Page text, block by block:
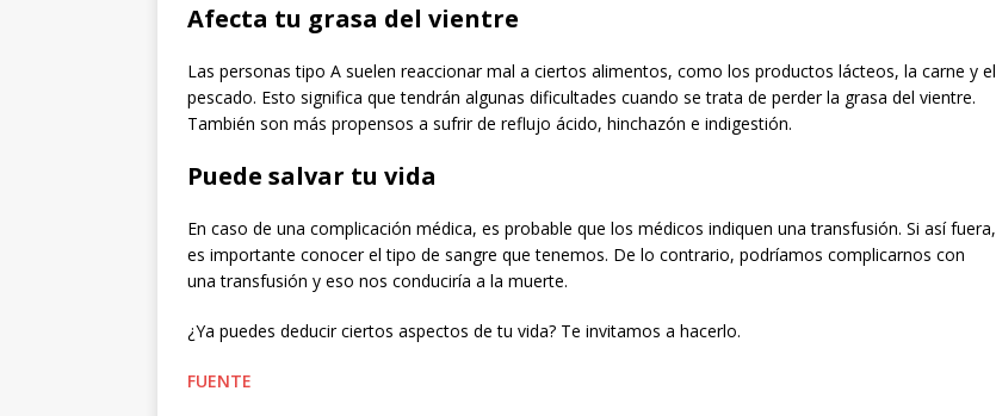
Afecta tu grasa del vientre
Las personas tipo A suelen reaccionar mal a ciertos alimentos, como los productos lácteos, la carne y el
pescado. Esto significa que tendrán algunas dificultades cuando se trata de perder la grasa del vientre.
También son más propensos a sufrir de reflujo ácido, hinchazón e indigestión.
Puede salvar tu vida
En caso de una complicación médica, es probable que los médicos indiquen una transfusión. Si así fuera,
es importante conocer el tipo de sangre que tenemos. De lo contrario, podríamos complicarnos con
una transfusión y eso nos conduciría a la muerte.
¿Ya puedes deducir ciertos aspectos de tu vida? Te invitamos a hacerlo.
FUENTE